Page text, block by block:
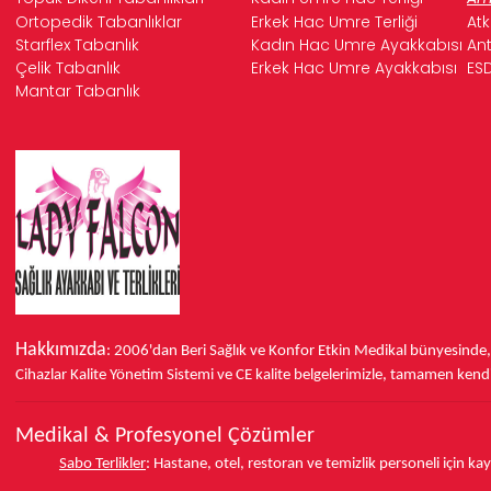
Ortopedik Tabanlıklar
Erkek Hac Umre Terliği
Starflex Tabanlık
Kadın Hac Umre Ayakkabısı
Çelik Tabanlık
Erkek Hac Umre Ayakkabısı
Mantar Tabanlık
Hakkımızda: 2006'dan Beri Sağlık ve Konfor Etkin Medikal
Cihazlar Kalite Yönetim Sistemi ve CE kalite belgelerimizle, tamamen
Medikal & Profesyonel Çözümler
Sabo Terlikler: Hastane, otel, restoran ve temizlik personeli için